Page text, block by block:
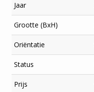
Jaar
Grootte (BxH)
Oriëntatie
Status
Prijs